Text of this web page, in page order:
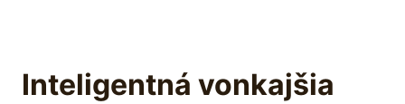
Inteligentná vonkajšia